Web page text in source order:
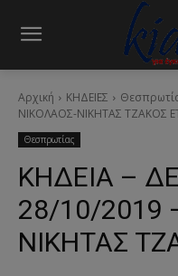
Αρχική ΚΗΔΕΙΕΣ
ΝΙΚΟΛΑΟΣ-ΝΙΚΗΤΑΣ ΤΖΑΚΟΣ
Θεσπρωτίας
ΚΗΔΕΙΑ –
28/10/2019
ΝΙΚΗΤΑΣ